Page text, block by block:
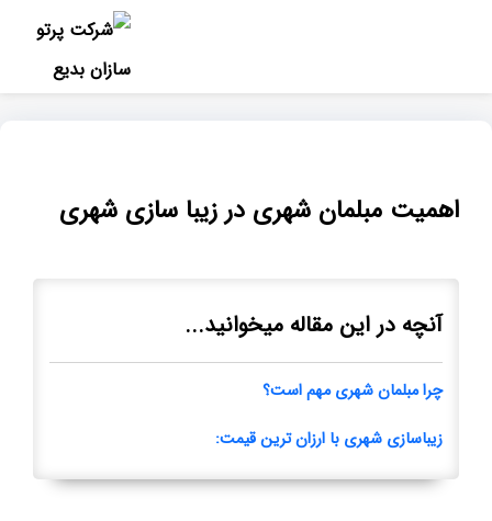
اهمیت مبلمان شهری در زیبا سازی شهری
آنچه در این مقاله میخوانید...
چرا مبلمان شهری مهم است؟
زیباسازی شهری با ارزان ترین قیمت: